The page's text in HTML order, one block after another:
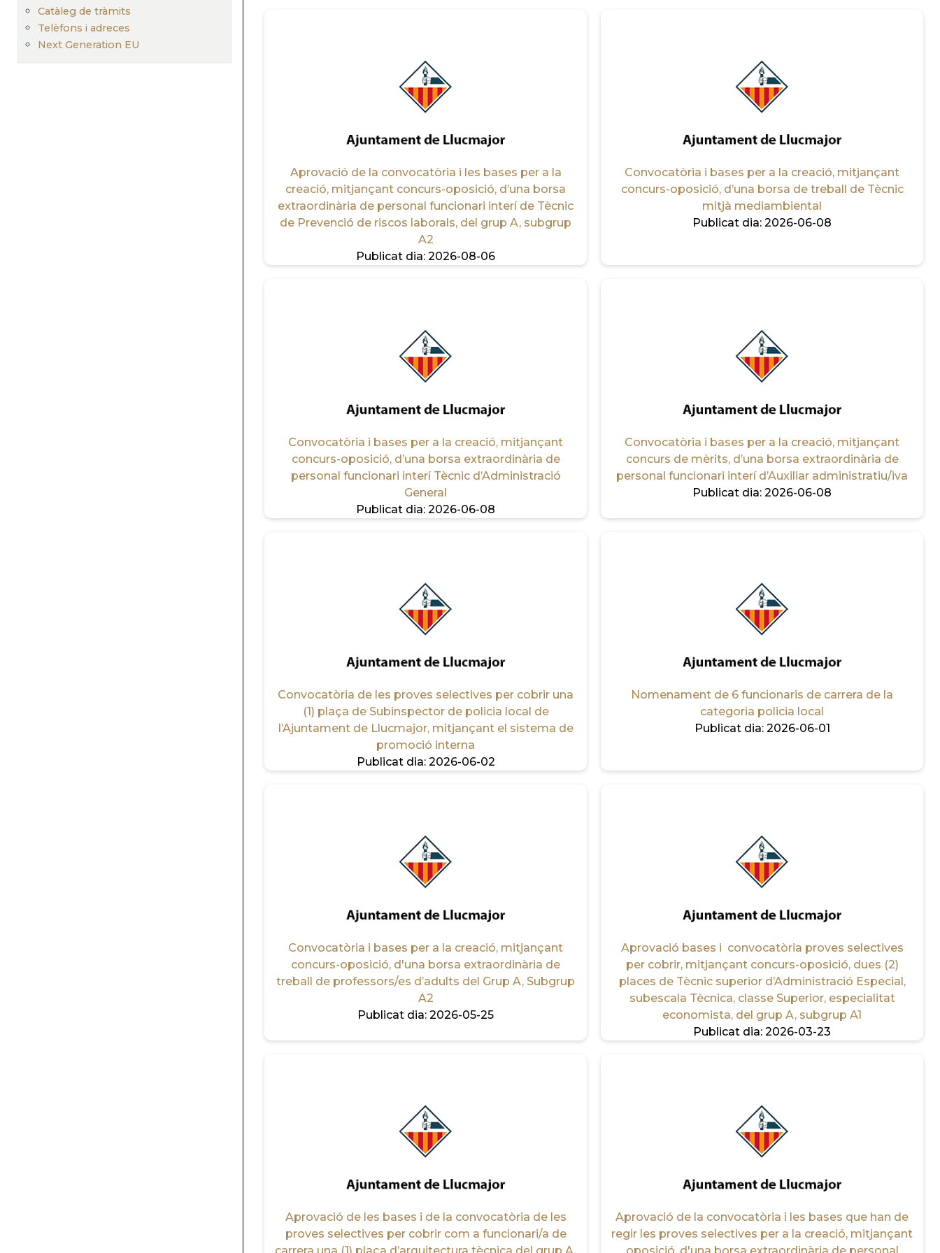
Catàleg de tràmits
Telèfons i adreces
Next Generation EU
Aprovació de la convocatòria i les bases per a la
creació, mitjançant concurs-oposició, d’una borsa
extraordinària de personal funcionari interí de Tècnic
de Prevenció de riscos laborals, del grup A, subgrup
A2
Publicat dia: 2026-08-06
Convocatòria i bases per a la creació, mitjançant
concurs-oposició, d’una borsa de treball de Tècnic
mitjà mediambiental
Publicat dia: 2026-06-08
Convocatòria i bases per a la creació, mitjançant
concurs-oposició, d’una borsa extraordinària de
personal funcionari interí Tècnic d’Administració
General
Publicat dia: 2026-06-08
Convocatòria i bases per a la creació, mitjançant
concurs de mèrits, d’una borsa extraordinària de
personal funcionari interí d’Auxiliar administratiu/iva
Publicat dia: 2026-06-08
Convocatòria de les proves selectives per cobrir una
(1) plaça de Subinspector de policia local de
l’Ajuntament de Llucmajor, mitjançant el sistema de
promoció interna
Publicat dia: 2026-06-02
Nomenament de 6 funcionaris de carrera de la
categoria policia local
Publicat dia: 2026-06-01
Convocatòria i bases per a la creació, mitjançant
concurs-oposició, d'una borsa extraordinària de
treball de professors/es d’adults del Grup A, Subgrup
A2
Publicat dia: 2026-05-25
Aprovació bases i convocatòria proves selectives
per cobrir, mitjançant concurs-oposició, dues (2)
places de Tècnic superior d’Administració Especial,
subescala Tècnica, classe Superior, especialitat
economista, del grup A, subgrup A1
Publicat dia: 2026-03-23
Aprovació de les bases i de la convocatòria de les
proves selectives per cobrir com a funcionari/a de
Aprovació de la convocatòria i les bases que han de
regir les proves selectives per a la creació, mitjançant